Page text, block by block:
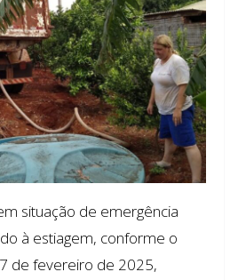
situação de emergência
à estiagem, conforme o
de fevereiro de 2025,